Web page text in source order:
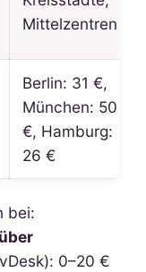
Mittelzentren
Berlin: 31 €,
München: 50
€, Hamburg:
26 €
bei:
0–20 €